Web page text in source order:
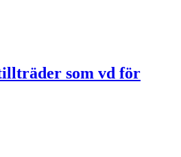
som vd för